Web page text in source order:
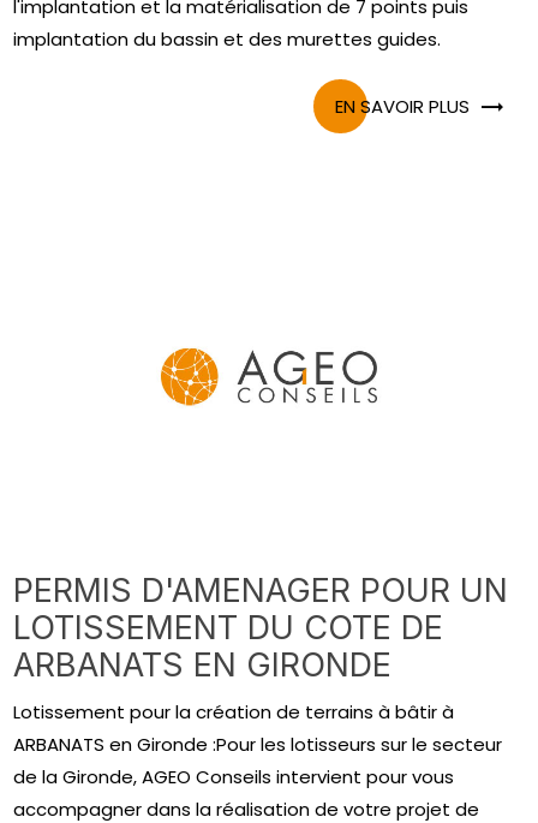
l'implantation et la matérialisation de 7 points puis
implantation du bassin et des murettes guides.
EN SAVOIR PLUS
PERMIS D'AMENAGER POUR UN
LOTISSEMENT DU COTE DE
ARBANATS EN GIRONDE
Lotissement pour la création de terrains à bâtir à
ARBANATS en Gironde :Pour les lotisseurs sur le secteur
de la Gironde, AGEO Conseils intervient pour vous
accompagner dans la réalisation de votre projet de